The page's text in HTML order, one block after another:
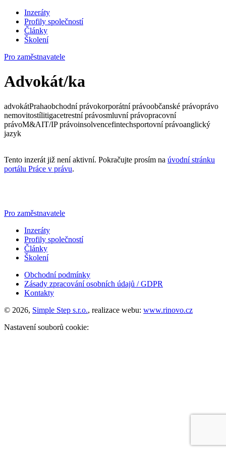
Inzeráty
Profily společností
Články
Školení
Pro zaměstnavatele
Advokát/ka
advokátPrahaobchodní právokorporátní právoobčanské právoprávo
nemovitostílitigacetrestní právosmluvní právopracovní
právoM&AIT/IP právoinsolvencefintechsportovní právoanglický
jazyk
Tento inzerát již není aktivní. Pokračujte prosím na úvodní stránku
portálu Práce v právu.
Pro zaměstnavatele
Inzeráty
Profily společností
Články
Školení
Obchodní podmínky
Zásady zpracování osobních údajů / GDPR
Kontakty
© 2026, Simple Step s.r.o., realizace webu: www.rinovo.cz
Nastavení souborů cookie: